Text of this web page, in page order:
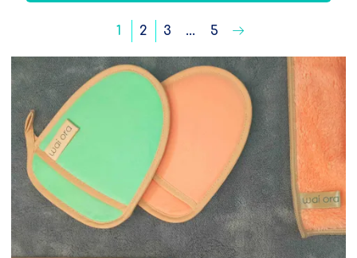
1 2 3 ... 5